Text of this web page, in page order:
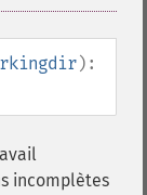
):
incomplètes